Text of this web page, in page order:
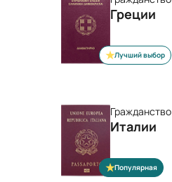
Лучший выбор
Греции
Популярная
Гражданство
Италии